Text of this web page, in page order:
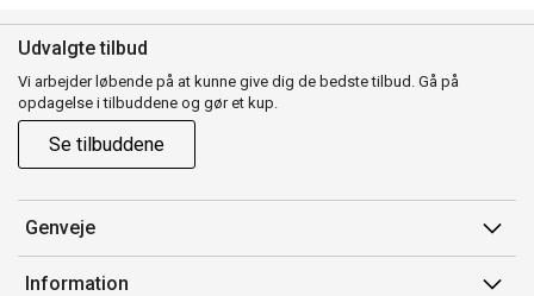
Udvalgte tilbud
Vi arbejder løbende på at kunne give dig de bedste tilbud. Gå på
opdagelse i tilbuddene og gør et kup.
Se tilbuddene
Genveje
Min side
Information